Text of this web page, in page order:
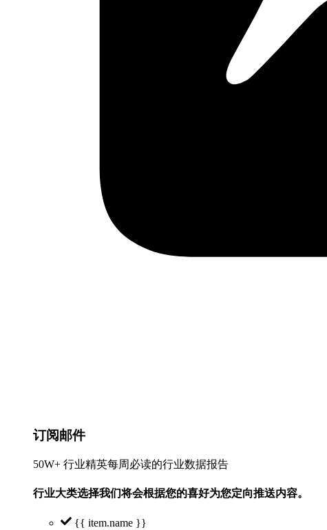
订阅邮件
50W+ 行业精英每周必读的行业数据报告
行业大类选择我们将会根据您的喜好为您定向推送内容。
{{ item.name }}